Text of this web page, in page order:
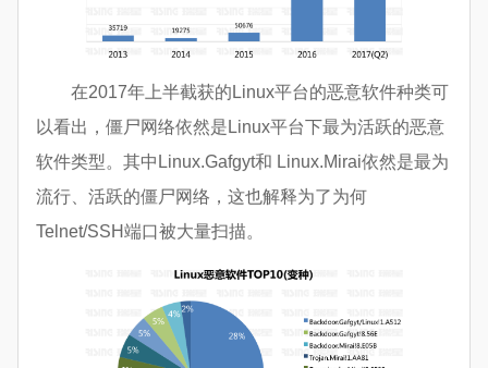
在2017年上半截获的Linux平台的恶意软件种类可
以看出，僵尸网络依然是Linux平台下最为活跃的恶意
软件类型。其中Linux.Gafgyt和 Linux.Mirai依然是最为
流行、活跃的僵尸网络，这也解释为了为何
Telnet/SSH端口被大量扫描。